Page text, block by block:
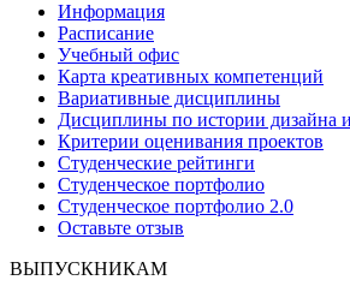
Информация
Расписание
Учебный офис
Карта креативных компетенций
Вариативные дисциплины
Дисциплины по истории дизайна и
Критерии оценивания проектов
Студенческие рейтинги
Студенческое портфолио
Студенческое портфолио 2.0
Оставьте отзыв
ВЫПУСКНИКАМ